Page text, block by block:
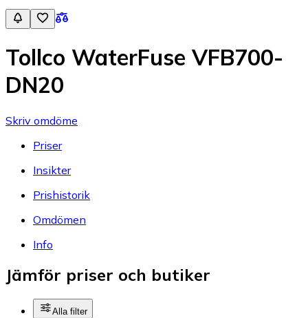
Tollco WaterFuse VFB700-
DN20
Skriv omdöme
Priser
Insikter
Prishistorik
Omdömen
Info
Jämför priser och butiker
Alla filter